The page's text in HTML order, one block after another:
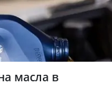
масла в